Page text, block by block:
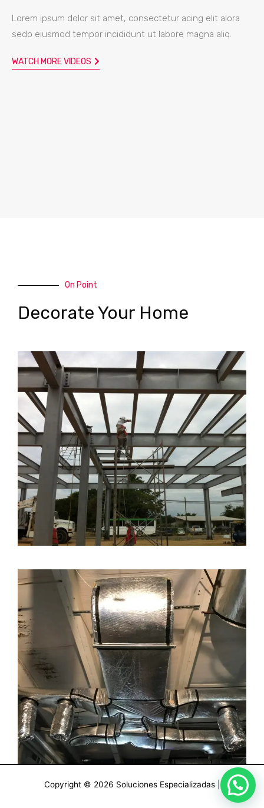
Lorem ipsum dolor sit amet, consectetur acing elit alora
sedo eiusmod tempor incididunt ut labore magna aliq.
WATCH MORE VIDEOS
On Point
Decorate Your Home
Copyright © 2026 Soluciones Especializadas |
¿En que podemos ayudarte?